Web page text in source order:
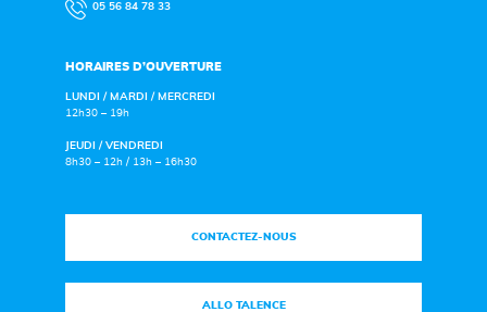
05 56 84 78 33
HORAIRES D’OUVERTURE
LUNDI / MARDI / MERCREDI
12h30 – 19h
JEUDI / VENDREDI
8h30 – 12h / 13h – 16h30
CONTACTEZ-NOUS
ALLO TALENCE